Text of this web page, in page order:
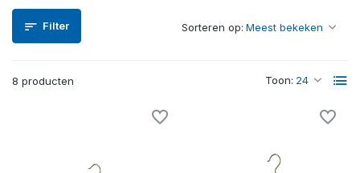
Filter
8 producten Toon:
Sorteren op: